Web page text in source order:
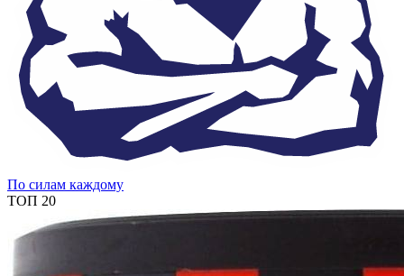
По силам каждому
ТОП 20